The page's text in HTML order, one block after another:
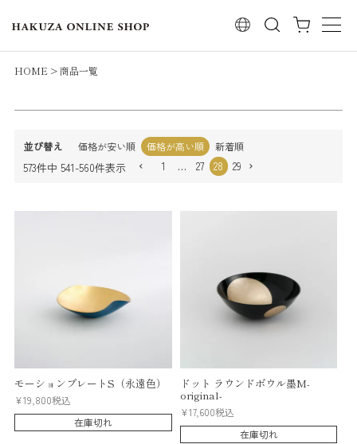
検索
HOME 商品一覧
キーワードヒット順
並び替え 価格が安い順 価格が高い順 新着順
573件中 541-560件表示 1 … 27 28 29
モーションプレートS（永遠色）
¥19,800税込
在庫切れ
ドット ラウンドボウル墨M-
original-
¥17,600税込
在庫切れ